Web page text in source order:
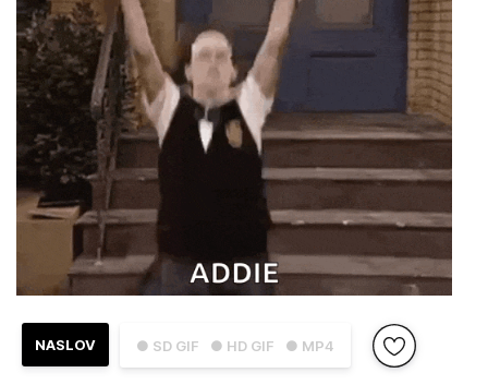
● SD GIF ● HD GIF ● MP4
NASLOV